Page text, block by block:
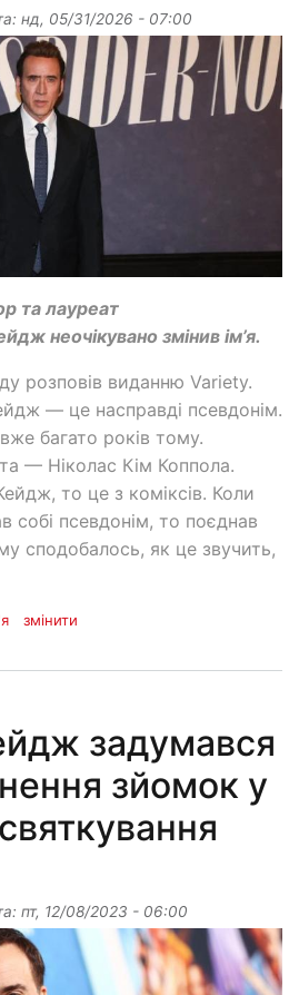
нд, 05/31/2026 - 07:00
та лауреат
неочікувано змінив ім’я.
розповів виданню Variety.
— це насправді псевдонім.
багато років тому.
— Ніколас Кім Коппола.
то це з коміксів. Коли
собі псевдонім, то поєднав
сподобалось, як це звучить,
змінити
задумався
зйомок у
пт, 12/08/2023 - 06:00